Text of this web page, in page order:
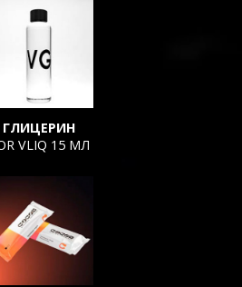
ГЛИЦЕРИН
VLIQ 15 МЛ